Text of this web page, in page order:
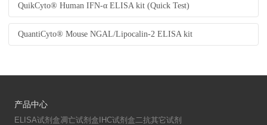
QuikCyto® Human IFN-α ELISA kit (Quick Test)
QuantiCyto® Mouse NGAL/Lipocalin-2 ELISA kit
产品中心
ELISA试剂盒凋亡试剂盒 IHC试剂盒 二抗其它试剂